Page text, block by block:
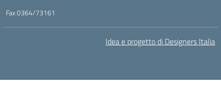
Fax 0364/73161
Idea e progetto di Designers Italia